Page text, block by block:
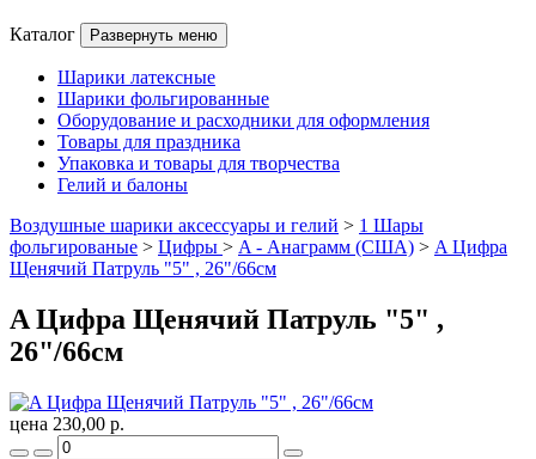
Каталог Развернуть меню
Шарики латексные
Шарики фольгированные
Оборудование и расходники для оформления
Товары для праздника
Упаковка и товары для творчества
Гелий и балоны
Воздушные шарики аксессуары и гелий > 1 Шары
фольгированые > Цифры > A - Анаграмм (США) > A Цифра
Щенячий Патруль "5" , 26"/66см
A Цифра Щенячий Патруль "5" ,
26"/66см
цена 230,00 р.